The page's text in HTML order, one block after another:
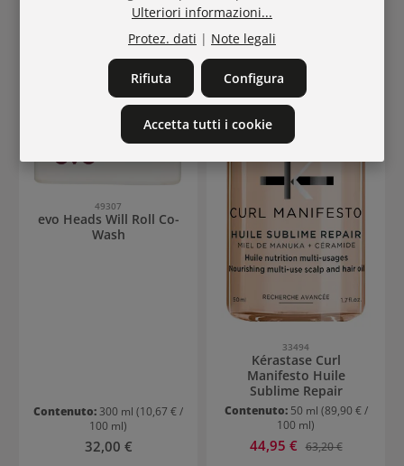
49307
evo Heads Will Roll Co-
Wash
Contenuto: 300 ml (10,67 € /
100 ml)
Prezzo normale:
32,00 €
33494
Kérastase Curl
Manifesto Huile
Sublime Repair
Contenuto: 50 ml (89,90 € /
100 ml)
Prezzo di vendita:
44,95 € Prezzo normale:
63,20 €
Ulteriori informazioni...
Protez. dati | Note legali
Rifiuta Configura
Accetta tutti i cookie